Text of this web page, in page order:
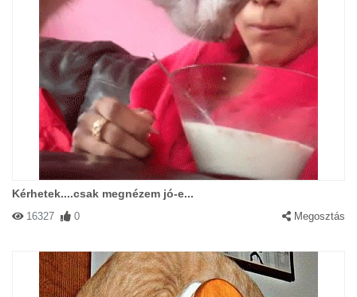
Kérhetek....csak megnézem jó-e...
16327 0 Megosztás